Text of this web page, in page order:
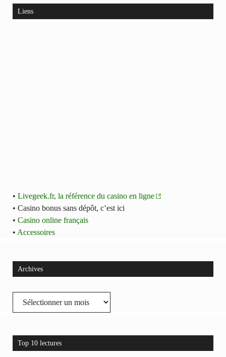
Liens
• Livegeek.fr, la référence du casino en ligne
• Casino bonus sans dépôt, c’est ici
• Casino online français
• Accessoires
Archives
Archives
Top 10 lectures